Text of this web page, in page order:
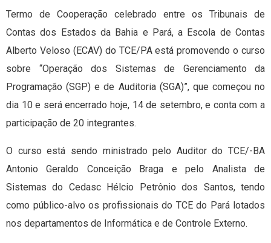
Termo de Cooperação celebrado entre os Tribunais de
Contas dos Estados da Bahia e Pará, a Escola de Contas
Alberto Veloso (ECAV) do TCE/PA está promovendo o curso
sobre “Operação dos Sistemas de Gerenciamento da
Programação (SGP) e de Auditoria (SGA)”, que começou no
dia 10 e será encerrado hoje, 14 de setembro, e conta com a
participação de 20 integrantes.
O curso está sendo ministrado pelo Auditor do TCE/-BA
Antonio Geraldo Conceição Braga e pelo Analista de
Sistemas do Cedasc Hélcio Petrônio dos Santos, tendo
como público-alvo os profissionais do TCE do Pará lotados
nos departamentos de Informática e de Controle Externo.